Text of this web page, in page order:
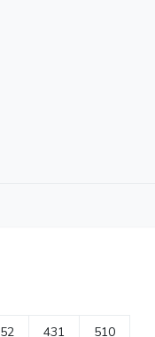
431 510